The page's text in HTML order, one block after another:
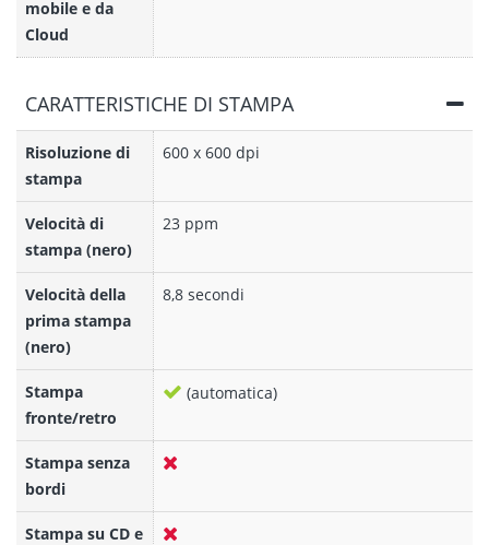
mobile e da
Cloud
CARATTERISTICHE DI STAMPA
Risoluzione di
stampa
600 x 600 dpi
Velocità di
stampa (nero)
23 ppm
Velocità della
prima stampa
(nero)
8,8 secondi
Stampa
fronte/retro
(automatica)
Stampa senza
bordi
Stampa su CD e